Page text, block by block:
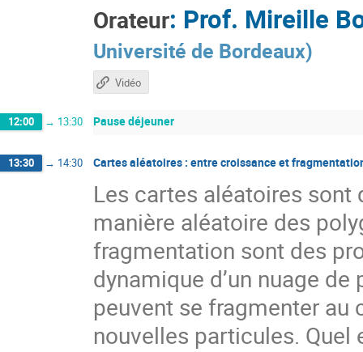
Orateur: Prof. Mireille
Université de Bordeaux)
Vidéo
12:00 → 13:30 Pause déjeuner
13:30 → 14:30 Cartes aléatoires : entre croissance et
Les cartes aléatoires
manière aléatoire des
fragmentation sont des
dynamique d’un nuage
peuvent se fragmenter au
nouvelles particules. Quel